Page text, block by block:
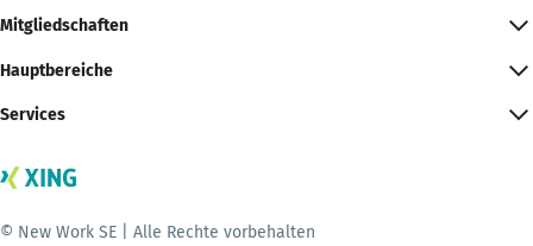
Mitgliedschaften
Hauptbereiche
Services
© New Work SE | Alle Rechte vorbehalten